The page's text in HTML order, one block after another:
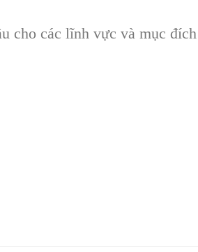
cho các lĩnh vực và mục đích